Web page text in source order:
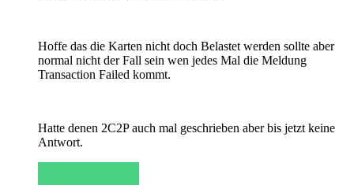
Hoffe das die Karten nicht doch Belastet werden sollte aber
normal nicht der Fall sein wen jedes Mal die Meldung
Transaction Failed kommt.
Hatte denen 2C2P auch mal geschrieben aber bis jetzt keine
Antwort.